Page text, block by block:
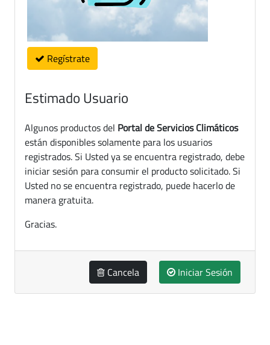
Regístrate
Estimado Usuario
Algunos productos del Portal de Servicios Climáticos
están disponibles solamente para los usuarios
registrados. Si Usted ya se encuentra registrado, debe
iniciar sesión para consumir el producto solicitado. Si
Usted no se encuentra registrado, puede hacerlo de
manera gratuita.
Gracias.
Cancela Iniciar Sesión